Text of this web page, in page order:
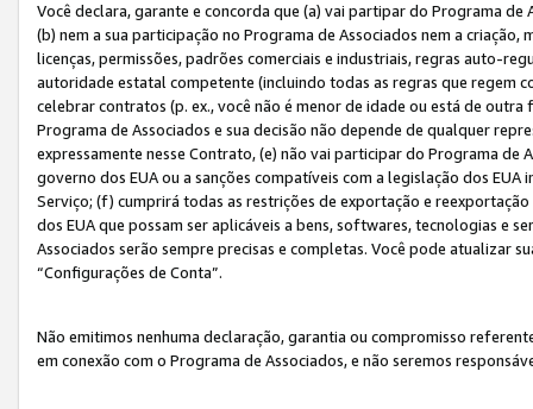
Você declara, garante e concorda que (a) vai partipar do Programa
(b) nem a sua participação no Programa de Associados nem a
licenças, permissões, padrões comerciais e industriais, regras auto-
autoridade estatal competente (incluindo todas as regras que regem
celebrar contratos (p. ex., você não é menor de idade ou está de
Programa de Associados e sua decisão não depende de qualquer
expressamente nesse Contrato, (e) não vai participar do Programa
governo dos EUA ou a sanções compatíveis com a legislação dos
Serviço; (f) cumprirá todas as restrições de exportação e
dos EUA que possam ser aplicáveis a bens, softwares, tecnologias e
Associados serão sempre precisas e completas. Você pode atualizar
“Configurações de Conta”.
Não emitimos nenhuma declaração, garantia ou compromisso
em conexão com o Programa de Associados, e não seremos